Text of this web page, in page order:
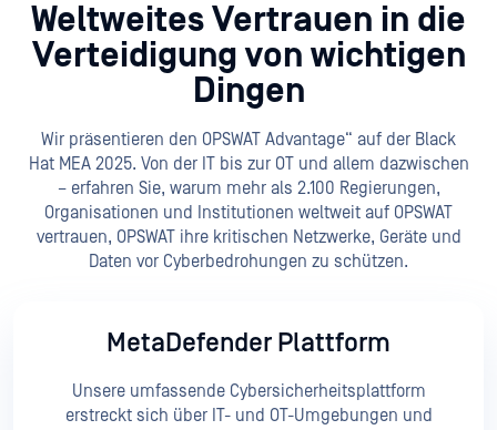
Weltweites Vertrauen in die
Verteidigung von wichtigen
Dingen
Wir präsentieren den OPSWAT Advantage“ auf der Black
Hat MEA 2025. Von der IT bis zur OT und allem dazwischen
– erfahren Sie, warum mehr als 2.100 Regierungen,
Organisationen und Institutionen weltweit auf OPSWAT
vertrauen, OPSWAT ihre kritischen Netzwerke, Geräte und
Daten vor Cyberbedrohungen zu schützen.
MetaDefender Plattform
Unsere umfassende Cybersicherheitsplattform
erstreckt sich über IT- und OT-Umgebungen und